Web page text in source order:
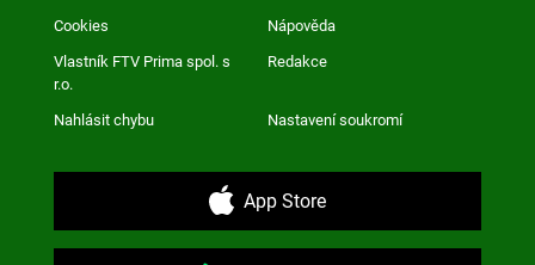
Cookies Nápověda
Vlastník FTV Prima spol. s
r.o.
Redakce
Nahlásit chybu Nastavení soukromí
App Store